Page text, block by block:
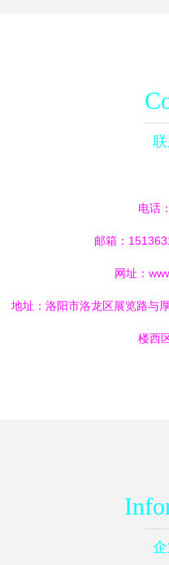
电话
邮箱：
网址：
地址：洛阳市洛龙区展览路与
楼西